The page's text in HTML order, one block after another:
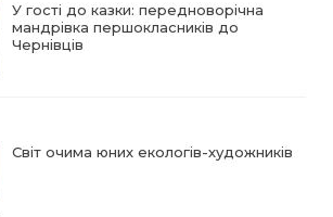
застави до Донбасу:
юних художників
У гості до казки: передноворічна
мандрівка першокласників до
Чернівців
Світ очима юних екологів-художників